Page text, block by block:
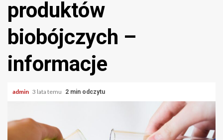
produktów
biobójczych –
informacje
admin 3 lata temu 2 min odczytu